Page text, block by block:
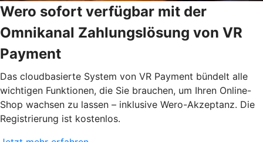
Wero sofort verfügbar mit der
Omnikanal Zahlungslösung von VR
Payment
Das cloudbasierte System von VR Payment bündelt alle
wichtigen Funktionen, die Sie brauchen, um Ihren Online-
Shop wachsen zu lassen – inklusive Wero-Akzeptanz. Die
Registrierung ist kostenlos.